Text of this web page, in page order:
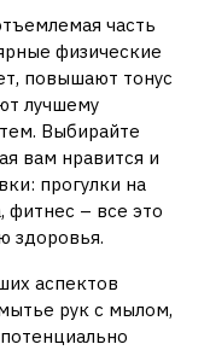
часть
физические
повышают тонус
лучшему
Выбирайте
вам нравится и
прогулки на
фитнес – все это
здоровья.
аспектов
рук с мылом,